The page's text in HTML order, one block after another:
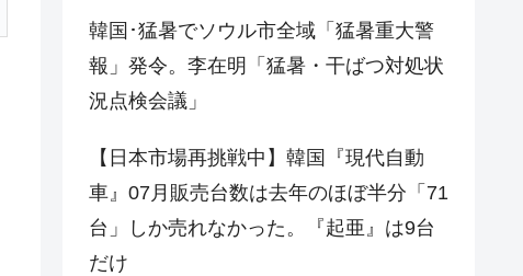
韓国･猛暑でソウル市全域「猛暑重大警
報」発令。李在明「猛暑・干ばつ対処状
況点検会議」
【日本市場再挑戦中】韓国『現代自動
車』07月販売台数は去年のほぼ半分「71
台」しか売れなかった。『起亜』は9台
だけ